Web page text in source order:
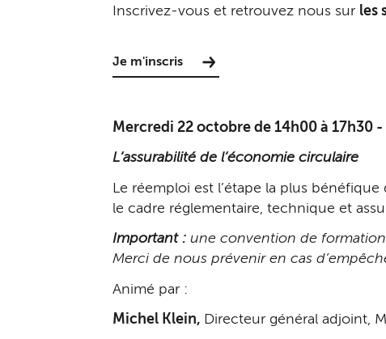
Inscrivez-vous et retrouvez nous sur les
Je m'inscris
Mercredi 22 octobre de 14h00 à 17h30
L’assurabilité de l’économie circulaire
Le réemploi est l’étape la plus
le cadre réglementaire, technique et
Important : une convention de formation
Merci de nous prévenir en cas
Animé par :
Michel Klein, Directeur général adjoint,